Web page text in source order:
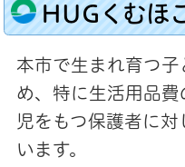
HUGくむほ
本市で生まれ育つ
め、特に生活用品
児をもつ保護者に
います。